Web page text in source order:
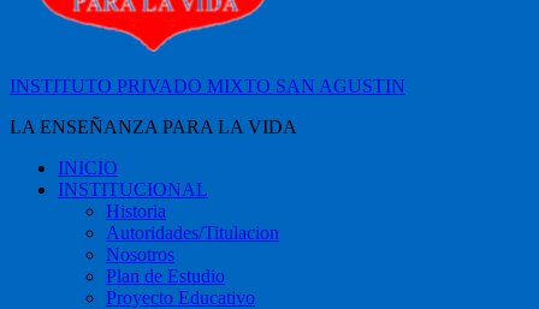
INSTITUTO PRIVADO MIXTO SAN AGUSTIN
LA ENSEÑANZA PARA LA VIDA
INICIO
INSTITUCIONAL
Historia
Autoridades/Titulacion
Nosotros
Plan de Estudio
Proyecto Educativo